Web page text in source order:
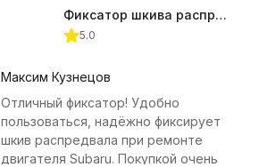
Фиксатор шкива распредвала (Subaru) JTC-4409
5.0
Максим Кузнецов
Отличный фиксатор! Удобно
пользоваться, надёжно фиксирует
шкив распредвала при ремонте
двигателя Subaru. Покупкой очень